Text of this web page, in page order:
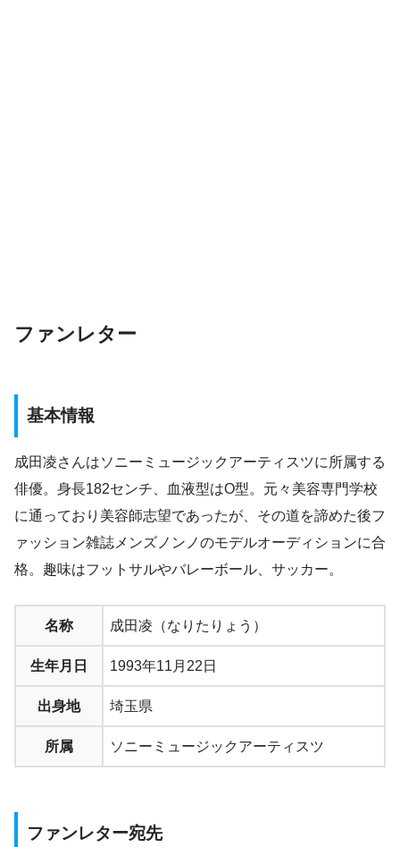
ファンレター
基本情報
成田凌さんはソニーミュージックアーティスツに所属する
俳優。身長182センチ、血液型はO型。元々美容専門学校
に通っており美容師志望であったが、その道を諦めた後フ
ァッション雑誌メンズノンノのモデルオーディションに合
格。趣味はフットサルやバレーボール、サッカー。
名称 成田凌（なりたりょう）
生年月日 1993年11月22日
出身地 埼玉県
所属 ソニーミュージックアーティスツ
ファンレター宛先